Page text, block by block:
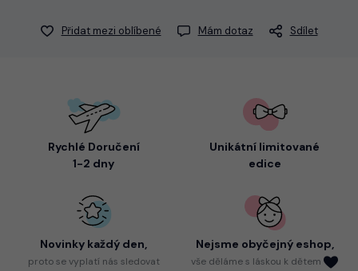
Přidat mezi oblíbené Mám dotaz Sdílet
Rychlé Doručení
1-2 dny
Unikátní limitované
edice
Novinky každý den,
protose vyplatí nás sledovat
Nejsme obyčejný eshop,
vše děláme s láskou k dětem